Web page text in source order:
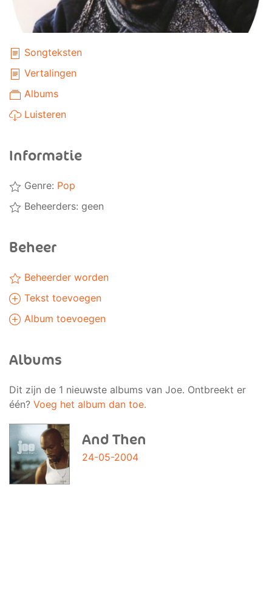
Songteksten
Vertalingen
Albums
Luisteren
Informatie
Genre: Pop
Beheerders: geen
Beheer
Beheerder worden
Tekst toevoegen
Album toevoegen
Albums
Dit zijn de 1 nieuwste albums van Joe. Ontbreekt er
één? Voeg het album dan toe.
And Then
24-05-2004